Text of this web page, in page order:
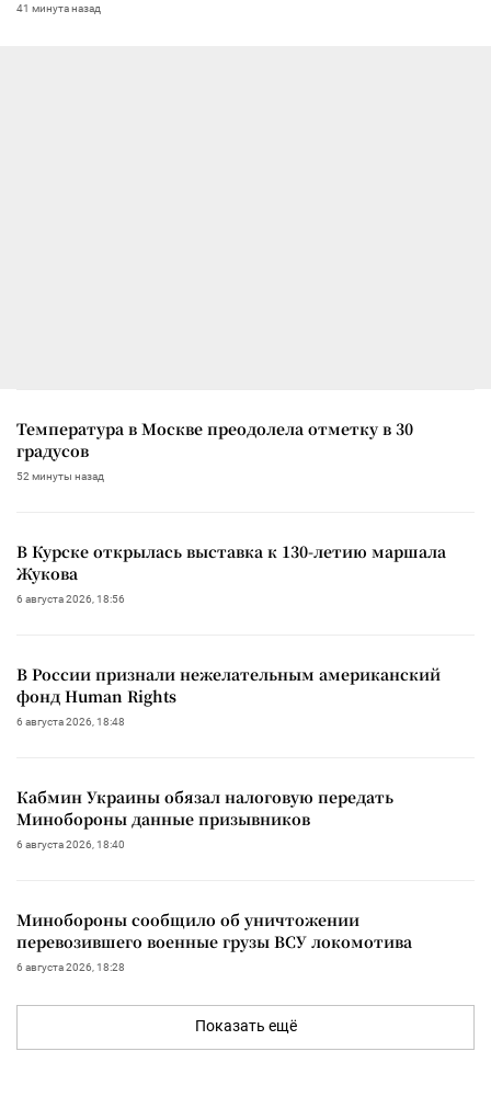
41 минута назад
Температура в Москве преодолела отметку в 30
градусов
52 минуты назад
В Курске открылась выставка к 130-летию маршала
Жукова
6 августа 2026, 18:56
В России признали нежелательным американский
фонд Human Rights
6 августа 2026, 18:48
Кабмин Украины обязал налоговую передать
Минобороны данные призывников
6 августа 2026, 18:40
Минобороны сообщило об уничтожении
перевозившего военные грузы ВСУ локомотива
6 августа 2026, 18:28
Показать ещё